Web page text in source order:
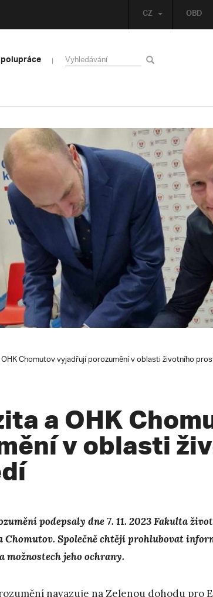
OBD
CZ
Chomutov vyjadřují porozumění v oblasti životního
a OHK
v oblasti
podepsaly dne 7. 11. 2023 Fakulta
Chomutov. Společně chtějí prohlubovat
jeho ochrany.
navazuje na Zelenou dohodu pro